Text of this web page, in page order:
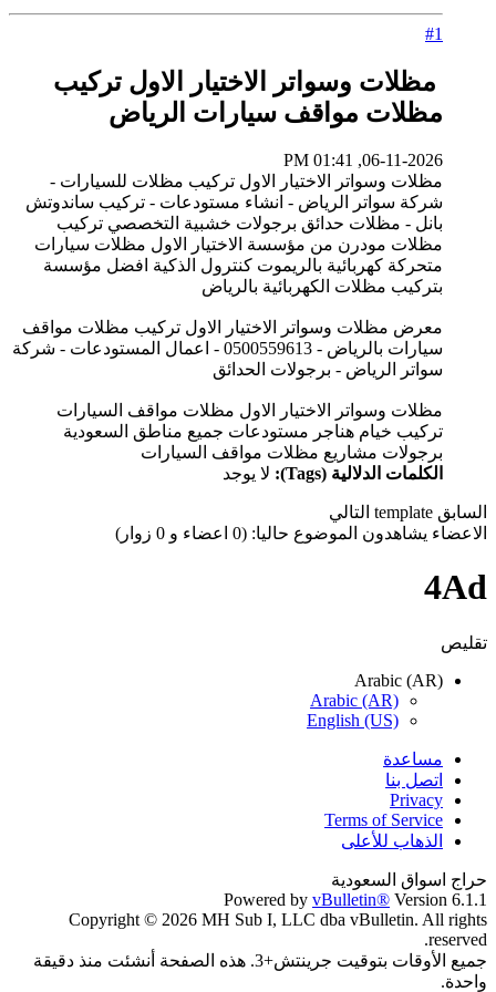
#1
مظلات وسواتر الاختيار الاول تركيب
مظلات مواقف سيارات الرياض
06-11-2026, 01:41 PM
مظلات وسواتر الاختيار الاول تركيب مظلات للسيارات -
شركة سواتر الرياض - انشاء مستودعات - تركيب ساندوتش
بانل - مظلات حدائق برجولات خشبية التخصصي تركيب
مظلات مودرن من مؤسسة الاختيار الاول مظلات سيارات
متحركة كهربائية بالريموت كنترول الذكية افضل مؤسسة
بتركيب مظلات الكهربائية بالرياض
معرض مظلات وسواتر الاختيار الاول تركيب مظلات مواقف
سيارات بالرياض - 0500559613 - اعمال المستودعات - شركة
سواتر الرياض - برجولات الحدائق
مظلات وسواتر الاختيار الاول مظلات مواقف السيارات
تركيب خيام هناجر مستودعات جميع مناطق السعودية
برجولات مشاريع مظلات مواقف السيارات
الكلمات الدلالية (Tags):
لا يوجد
السابق template التالي
الاعضاء يشاهدون الموضوع حاليا: (0 اعضاء و 0 زوار)
4Ad
تقليص
Arabic (AR)
Arabic (AR)
English (US)
مساعدة
اتصل بنا
Privacy
Terms of Service
الذهاب للأعلى
حراج اسواق السعودية
Powered by vBulletin® Version 6.1.1
Copyright © 2026 MH Sub I, LLC dba vBulletin. All rights
reserved.
جميع الأوقات بتوقيت جرينتش+3. هذه الصفحة أنشئت منذ دقيقة
واحدة.